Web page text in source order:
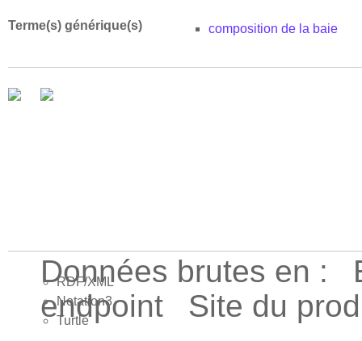
Terme(s) générique(s) composition de la baie
Données brutes en :
RDF/XML
Notation3
Turtle
endpoint
Site du